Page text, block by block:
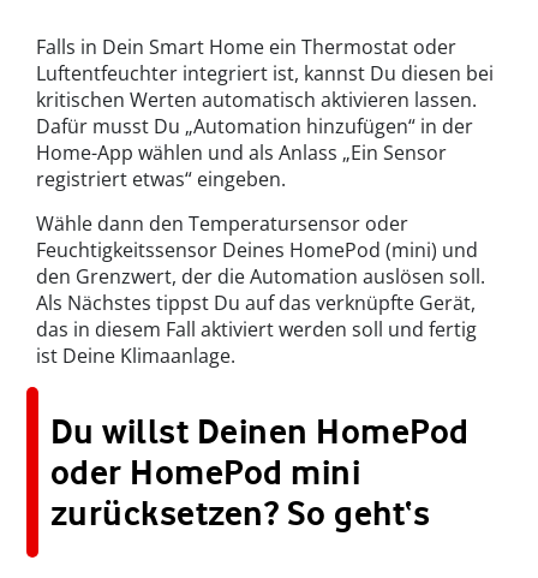
Falls in Dein Smart Home ein Thermostat oder
Luftentfeuchter integriert ist, kannst Du diesen bei
kritischen Werten automatisch aktivieren lassen.
Dafür musst Du „Automation hinzufügen“ in der
Home-App wählen und als Anlass „Ein Sensor
registriert etwas“ eingeben.
Wähle dann den Temperatursensor oder
Feuchtigkeitssensor Deines HomePod (mini) und
den Grenzwert, der die Automation auslösen soll.
Als Nächstes tippst Du auf das verknüpfte Gerät,
das in diesem Fall aktiviert werden soll und fertig
ist Deine Klimaanlage.
Du willst Deinen HomePod
oder HomePod mini
zurücksetzen? So geht‘s